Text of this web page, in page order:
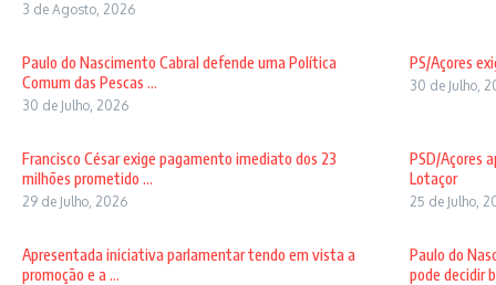
3 de Agosto, 2026
Paulo do Nascimento Cabral defende uma Política
Comum das Pescas ...
30 de Julho, 2026
PS/Açores
30 de Julho,
Francisco César exige pagamento imediato dos 23
milhões prometido ...
29 de Julho, 2026
PSD/Açores
Lotaçor
25 de Julho,
Apresentada iniciativa parlamentar tendo em vista a
promoção e a ...
Paulo do
pode decidir